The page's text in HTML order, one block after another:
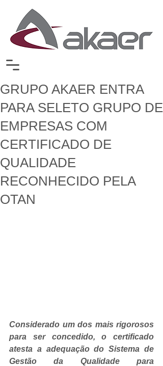
GRUPO AKAER ENTRA
PARA SELETO GRUPO DE
EMPRESAS COM
CERTIFICADO DE
QUALIDADE
RECONHECIDO PELA
OTAN
Considerado um dos mais rigorosos
para ser concedido, o certificado
atesta a adequação do Sistema de
Gestão da Qualidade para